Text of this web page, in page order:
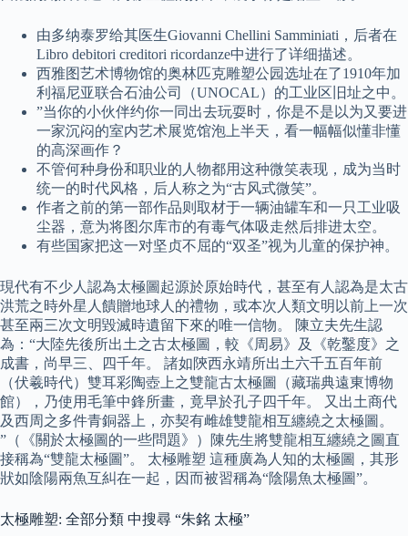
由多纳泰罗给其医生Giovanni Chellini Samminiati，后者在
Libro debitori creditori ricordanze中进行了详细描述。
西雅图艺术博物馆的奥林匹克雕塑公园选址在了1910年加
利福尼亚联合石油公司（UNOCAL）的工业区旧址之中。
”当你的小伙伴约你一同出去玩耍时，你是不是以为又要进
一家沉闷的室内艺术展览馆泡上半天，看一幅幅似懂非懂
的高深画作？
不管何种身份和职业的人物都用这种微笑表现，成为当时
统一的时代风格，后人称之为“古风式微笑”。
作者之前的第一部作品则取材于一辆油罐车和一只工业吸
尘器，意为将图尔库市的有毒气体吸走然后排进太空。
有些国家把这一对坚贞不屈的“双圣”视为儿童的保护神。
現代有不少人認為太極圖起源於原始時代，甚至有人認為是太古
洪荒之時外星人饋贈地球人的禮物，或本次人類文明以前上一次
甚至兩三次文明毀滅時遺留下來的唯一信物。 陳立夫先生認
為：“大陸先後所出土之古太極圖，較《周易》及《乾鑿度》之
成書，尚早三、四千年。 諸如陝西永靖所出土六千五百年前
（伏羲時代）雙耳彩陶壺上之雙龍古太極圖（藏瑞典遠東博物
館），乃使用毛筆中鋒所畫，竟早於孔子四千年。 又出土商代
及西周之多件青銅器上，亦契有雌雄雙龍相互纏繞之太極圖。
”（《關於太極圖的一些問題》）陳先生將雙龍相互纏繞之圖直
接稱為“雙龍太極圖”。 太極雕塑 這種廣為人知的太極圖，其形
狀如陰陽兩魚互糾在一起，因而被習稱為“陰陽魚太極圖”。
太極雕塑: 全部分類 中搜尋 “朱銘 太極”